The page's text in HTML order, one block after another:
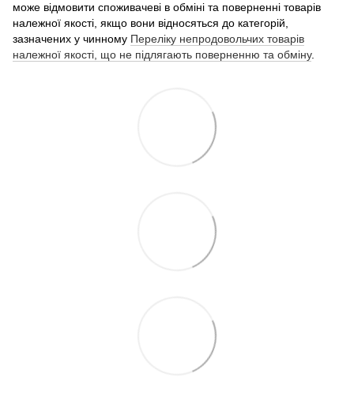
може відмовити споживачеві в обміні та поверненні товарів
належної якості, якщо вони відносяться до категорій,
зазначених у чинному Переліку непродовольчих товарів
належної якості, що не підлягають поверненню та обміну.